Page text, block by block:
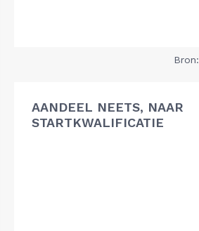
Bron:
AANDEEL NEETS, NAAR
STARTKWALIFICATIE